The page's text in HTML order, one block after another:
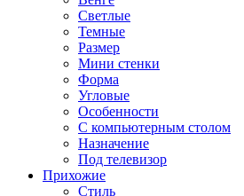
Светлые
Темные
Размер
Мини стенки
Форма
Угловые
Особенности
С компьютерным столом
Назначение
Под телевизор
Прихожие
Стиль